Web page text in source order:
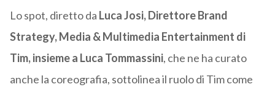
Lo spot, diretto da Luca Josi, Direttore Brand
Strategy, Media & Multimedia Entertainment di
Tim, insieme a Luca Tommassini, che ne ha curato
anche la coreografia, sottolinea il ruolo di Tim come